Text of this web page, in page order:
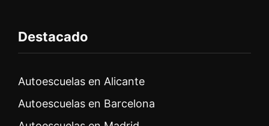
Destacado
Autoescuelas en Alicante
Autoescuelas en Barcelona